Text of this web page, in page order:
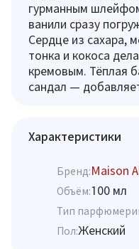
гурманным
ванили сразу
Сердце из сахара,
тонка и кокоса
кремовым. Тёплая
сандал —
Характеристики
Бренд:Maison
Объём:100 мл
Тип
Пол:Женский